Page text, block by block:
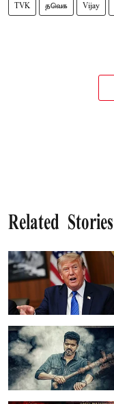
TVK தவெக Vijay
Related Stories